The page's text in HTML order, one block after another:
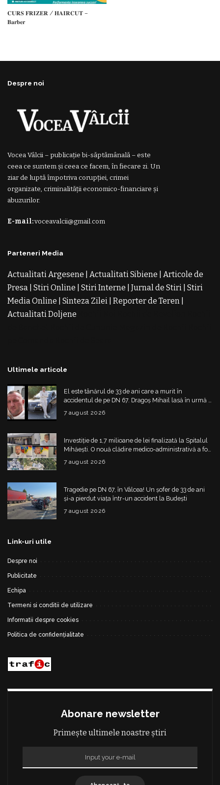
𝐂𝐔𝐑𝐒 𝐅𝐑𝐈𝐙𝐄𝐑 / 𝐇𝐀𝐈𝐑𝐂𝐔𝐓 –
𝐁𝐚𝐫𝐛𝐞𝐫
Despre noi
Vocea Vâlcii – publicație bi-săptămânală – este
ceea ce suntem și ceea ce facem, în fiecare zi. Un
ziar de luptă împotriva corupției, crimei
organizate, criminalității economico-financiare și
abuzurilor.
E-mail:voceavalcii@gmail.com
Parteneri Media
Actualitati Argesene Actualitati Sibiene
Articole de
Presa Stiri Online Stiri Interne Jurnal de Stiri Stiri
Media Online
Sinteza Zilei Reporter de Teren
Actualitati Doljene
Ultimele articole
El este tânărul de 33 de ani care a murit în
accidentul de pe DN 67. Dragoș Mihail lasă în urmă o
7 august 2026
Investiție de 1,7 milioane de lei finalizată la Spitalul
Mihăești. O nouă clădire medico-administrativă a fost
construită
7 august 2026
Tragedie pe DN 67, în Vâlcea! Un șofer de 33 de ani
și-a pierdut viața într-un accident la Budești
7 august 2026
Link-uri utile
Despre noi
Publicitate
Echipa
Termeni si conditii de utilizare
Informatii despre cookies
Politica de confidențialitate
Abonare newsletter
Primește ultimele noastre știri